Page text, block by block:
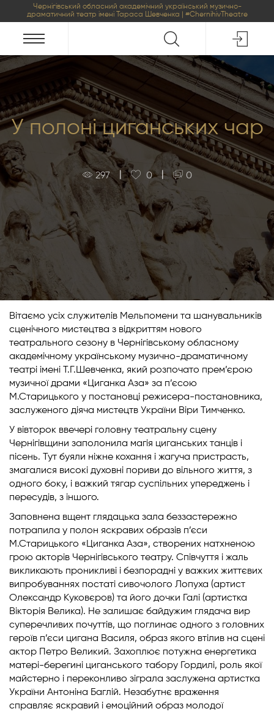
Чернігівський обласний академічний український музично-
драматичний театр імені Тараса Шевченка | #ChernihivTheatre
У полоні циганських чар
297 0 | 0
Вітаємо усіх служителів Мельпомени та шанувальників
сценічного мистецтва з відкриттям нового
театрального сезону в Чернігівському обласному
академічному українському музично-драматичному
театрі імені Т.Г.Шевченка, який розпочато прем’єрою
музичної драми «Циганка Аза» за п’єсою
М.Старицького у постановці режисера-постановника,
заслуженого діяча мистецтв України Віри Тимченко.
У вівторок ввечері головну театральну сцену
Чернігівщини заполонила магія циганських танців і
пісень. Тут буяли ніжне кохання і жагуча пристрасть,
змагалися високі духовні пориви до вільного життя, з
одного боку, і важкий тягар суспільних упереджень і
пересудів, з іншого.
Заповнена вщент глядацька зала беззастережно
потрапила у полон яскравих образів п’єси
М.Старицького «Циганка Аза», створених натхненою
грою акторів Чернігівського театру. Співчуття і жаль
викликають проникливі і безпорадні у важких життєвих
випробуваннях постаті сивочолого Лопуха (артист
Олександр Куковєров) та його дочки Галі (артистка
Вікторія Велика). Не залишає байдужим глядача вир
суперечливих почуттів, що поглинає одного з головних
героїв п’єси цигана Василя, образ якого втілив на сцені
актор Петро Великий. Захоплює потужна енергетика
матері-берегині циганського табору Гордилі, роль якої
майстерно і переконливо зіграла заслужена артистка
України Антоніна Баглій. Незабутнє враження
справляє яскравий і емоційний образ молодої